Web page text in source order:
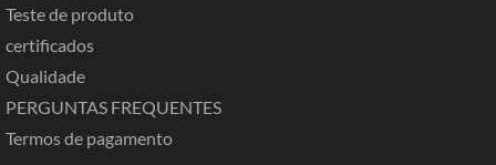
Teste de produto
certificados
Qualidade
PERGUNTAS FREQUENTES
Termos de pagamento